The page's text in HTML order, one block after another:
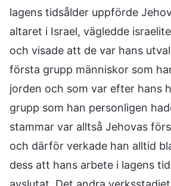
lagens tidsålder uppförde
altaret i Israel, vägledde
och visade att de var hans
första grupp människor som
jorden och som var efter hans
grupp som han personligen
stammar var alltså Jehovas
och därför verkade han alltid
dess att hans arbete i lagens